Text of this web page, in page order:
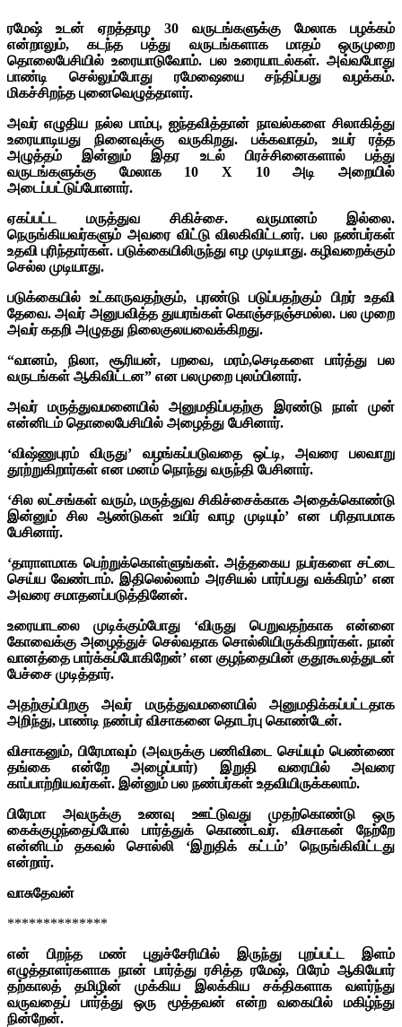
ரமேஷ் உடன் ஏறத்தாழ 30 வருடங்களுக்கு மேலாக பழக்கம்
என்றாலும், கடந்த பத்து வருடங்களாக மாதம் ஒருமுறை
தொலைபேசியில் உரையாடுவோம். பல உரையாட‌ல்கள். அவ்வபோது
பாண்டி செல்லும்போது ரமேஷையை சந்திப்பது வழக்கம்.
மிகச்சிறந்த புனைவெழுத்தாளர்.
அவர் எழுதிய நல்ல பாம்பு, ஐந்தவித்தான் நாவல்களை சிலாகித்து
உரையாடியது நினைவுக்கு வருகிறது. பக்கவாதம், உயர் ரத்த
அழுத்தம் இன்னும் இதர உடல் பிரச்சினைகளால் பத்து
வருடங்களுக்கு மேலாக 10 X 10 அடி அறையில்
அடைப்பட்டுப்போனார்.
ஏகப்பட்ட மருத்துவ சிகிச்சை. வருமானம் இல்லை.
நெருங்கியவர்களும் அவரை விட்டு விலகிவிட்டனர். பல நண்பர்கள்
உதவி புரிந்தார்கள். படுக்கையிலிருந்து எழ முடியாது. கழிவறைக்கும்
செல்ல முடியாது.
படுக்கையில் உட்காருவதற்கும், புரண்டு படுப்பதற்கும் பிறர் உதவி
தேவை. அவர் அனுபவித்த துயரங்கள் கொஞ்சநஞ்சமல்ல. பல முறை
அவர் கதறி அழுதது நிலைகுலயவைக்கிறது.
“வானம், நிலா, சூரியன், பறவை, மரம்,செடிகளை பார்த்து பல
வருடங்கள் ஆகிவிட்டன” என பலமுறை புலம்பினார்.
அவர் மருத்துவமனையில் அனுமதிப்பதற்கு இரண்டு நாள் முன்
என்னிடம் தொலைபேசியில் அழைத்து பேசினார்.
‘விஷ்ணுபுரம் விருது’ வழங்கப்படுவதை ஒட்டி, அவரை பலவாறு
தூற்றுகிறார்கள் என மனம் நொந்து வருந்தி பேசினார்.
‘சில லட்சங்கள் வரும், மருத்துவ சிகிச்சைக்காக அதைக்கொண்டு
இன்னும் சில ஆண்டுகள் உயிர் வாழ முடியும்’ என பரிதாபமாக
பேசினார்.
‘தாராளமாக பெற்றுக்கொள்ளுங்கள். அத்தகைய நபர்களை சட்டை
செய்ய வேண்டாம். இதிலெல்லாம் அரசியல் பார்ப்பது வக்கிரம்’ என
அவரை சமாதனப்படுத்தினேன்.
உரையாடலை முடிக்கும்போது ‘விருது பெறுவதற்காக என்னை
கோவைக்கு அழைத்துச் செல்வதாக சொல்லியிருக்கிறார்கள்.நான்
வானத்தை பார்க்கப்போகிறேன்’ என குழந்தையின் குதூகூலத்துடன்
பேச்சை முடித்தார்.
அதற்குப்பிறகு அவர் மருத்துவமனையில் அனுமதிக்கப்பட்டதாக
அறிந்து, பாண்டி நண்பர் விசாகனை தொடர்பு கொண்டேன்.
விசாகனும், பிரேமாவும் (அவருக்கு பணிவிடை செய்யும் பெண்ணை
தங்கை என்றே அழைப்பார்) இறுதி வரையில் அவரை
காப்பாற்றியவர்கள். இன்னும் பல நண்பர்கள் உதவியிருக்கலாம்.
பிரேமா அவருக்கு உணவு ஊட்டுவது முதற்கொண்டு ஒரு
கைக்குழந்தைப்போல் பார்த்துக் கொண்டவர். விசாகன் நேற்றே
என்னிடம் தகவல் சொல்லி ‘இறுதிக் கட்டம்’ நெருங்கிவிட்டது
என்றார்.
வாசுதேவன்
**************
என் பிறந்த மண் புதுச்சேரியில் இருந்து புறப்பட்ட இளம்
எழுத்தாளர்களாக நான் பார்த்து ரசித்த ரமேஷ், பிரேம் ஆகியோர்
தற்காலத் தமிழின் முக்கிய இலக்கிய சக்திகளாக வளர்ந்து
வருவதைப் பார்த்து ஒரு மூத்தவன் என்ற வகையில் மகிழ்ந்து
நின்றேன்.